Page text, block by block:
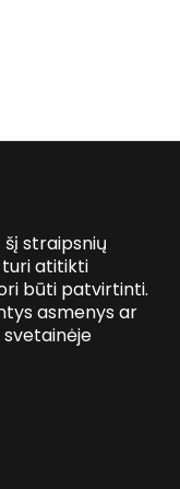
straipsnių
turi atitikti
būti patvirtinti.
asmenys ar
svetainėje